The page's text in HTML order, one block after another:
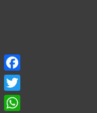
Facebook
Twitter